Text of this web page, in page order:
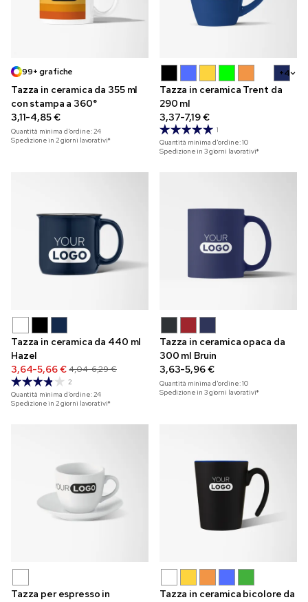
99+ grafiche
Tazza in ceramica da 355 ml
con stampa a 360°
3,11-4,85 €
Quantità minima d'ordine:24
Spedizione in 2 giorni lavorativi*
+4
Tazza in ceramica Trent da
290 ml
3,37-7,19 €
1
Quantità minima d'ordine:10
Spedizione in 3 giorni lavorativi*
Tazza in ceramica da 440 ml
Hazel
3,64-5,66 € 4,04-6,29 €
2
Quantità minima d'ordine:24
Spedizione in 2 giorni lavorativi*
Tazza in ceramica opaca da
300 ml Bruin
3,63-5,96 €
Quantità minima d'ordine:10
Spedizione in 3 giorni lavorativi*
Tazza per espresso in
Tazza in ceramica bicolore da